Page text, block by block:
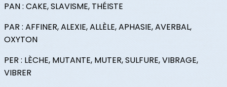
PAN : CAKE, SLAVISME, THÉISTE
PAR : AFFINER, ALEXIE, ALLÈLE, APHASIE, AVERBAL,
OXYTON
PER : LÈCHE, MUTANTE, MUTER, SULFURE, VIBRAGE,
VIBRER